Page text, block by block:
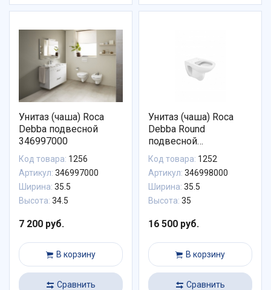
Унитаз (чаша) Roca
Debba подвесной
346997000
Код товара: 1256
Артикул: 346997000
Ширина: 35.5
Высота: 34.5
7 200 руб.
В корзину
Сравнить
Унитаз (чаша) Roca
Debba Round
подвесной
безободковый
346998000
Код товара: 1252
Артикул: 346998000
Ширина: 35.5
Высота: 35
16 500 руб.
В корзину
Сравнить